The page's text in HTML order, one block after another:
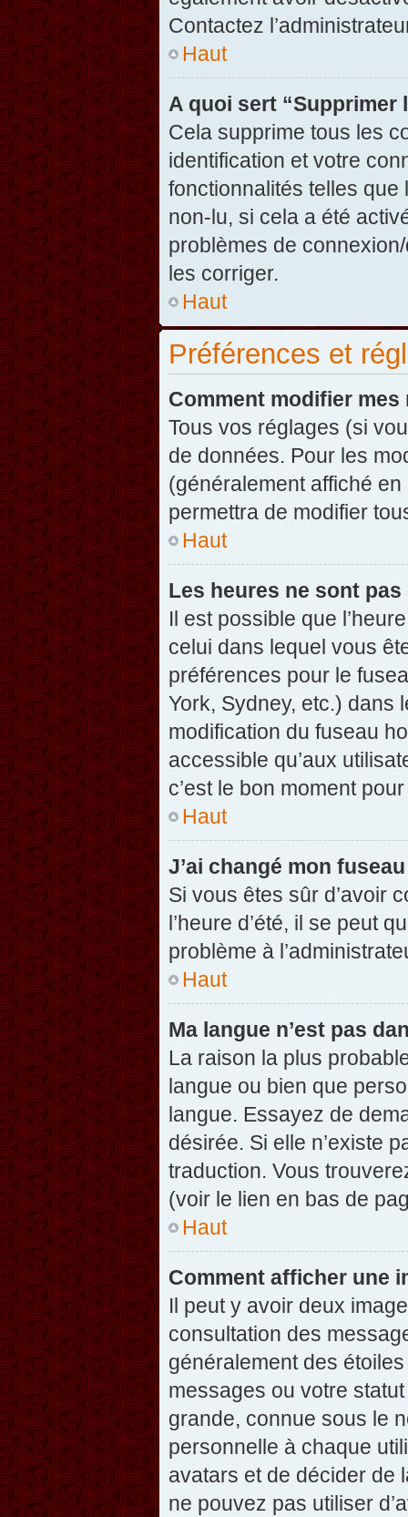
Contactez
Haut
A quoi sert “Supprimer
Cela supprime tous les
identification et votre
fonctionnalités telles que
non-lu, si cela a été
problèmes de
les corriger.
Haut
Préférences et
Comment modifier mes
Tous vos réglages (si
de données. Pour les
(généralement affiché
permettra de modifier
Haut
Les heures ne sont
Il est possible que
celui dans lequel vous
préférences pour le
York, Sydney, etc.) dans
modification du fuseau
accessible qu’aux
c’est le bon moment
Haut
J’ai changé mon
Si vous êtes sûr d’avoir
l’heure d’été, il se peut
problème à
Haut
Ma langue n’est pas
La raison la plus
langue ou bien que
langue. Essayez de
désirée. Si elle n’existe
traduction. Vous
(voir le lien en bas de
Haut
Comment afficher une
Il peut y avoir deux
consultation des
généralement des
messages ou votre
grande, connue sous le
personnelle à chaque
avatars et de décider de
ne pouvez pas utiliser